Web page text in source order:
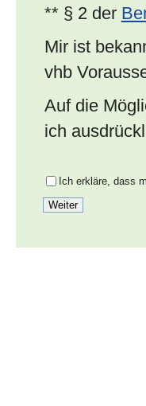
** § 2 der
Mir ist
vhb
Auf die
ich
Ich erkläre, dass